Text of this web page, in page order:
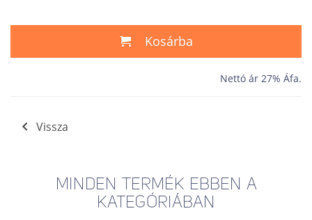
Kosárba
Nettó ár 27% Áfa.
Vissza
MINDEN TERMÉK EBBEN A
KATEGÓRIÁBAN